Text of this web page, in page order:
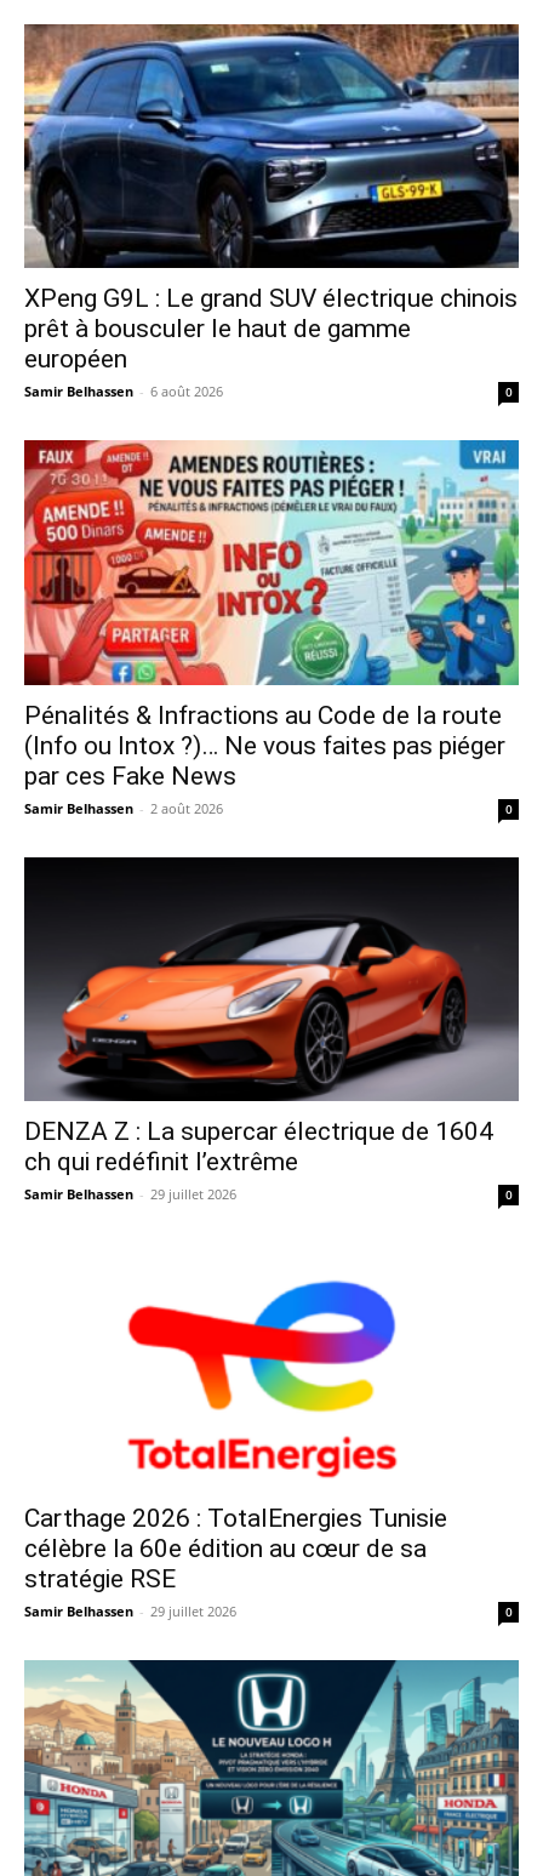
XPeng G9L : Le grand SUV électrique chinois
prêt à bousculer le haut de gamme
européen
Samir Belhassen - 6 août 2026 0
Pénalités & Infractions au Code de la route
(Info ou Intox ?)… Ne vous faites pas piéger
par ces Fake News
Samir Belhassen - 2 août 2026 0
DENZA Z : La supercar électrique de 1604
ch qui redéfinit l’extrême
Samir Belhassen - 29 juillet 2026 0
Carthage 2026 : TotalEnergies Tunisie
célèbre la 60e édition au cœur de sa
stratégie RSE
Samir Belhassen - 29 juillet 2026 0